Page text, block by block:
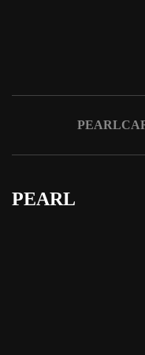
PEARL
PEARL